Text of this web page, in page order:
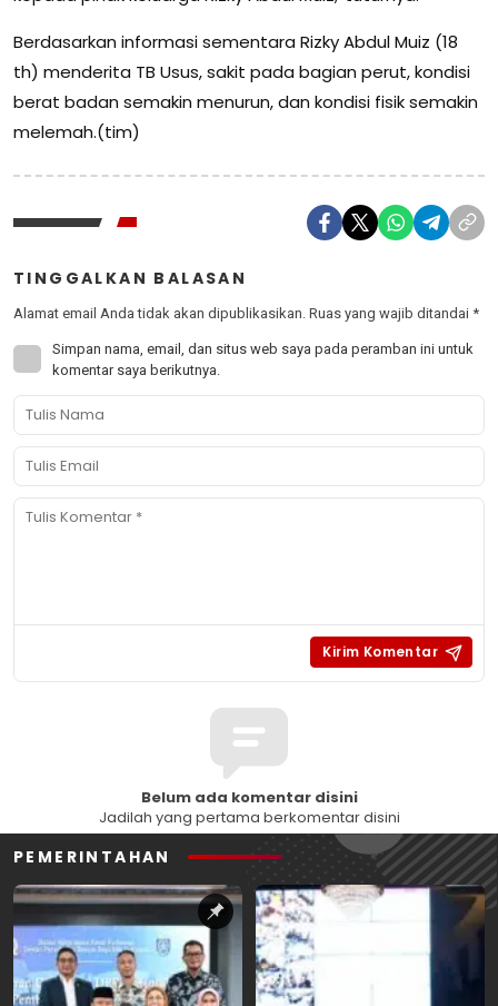
Berdasarkan informasi sementara Rizky Abdul Muiz (18
th) menderita TB Usus, sakit pada bagian perut, kondisi
berat badan semakin menurun, dan kondisi fisik semakin
melemah.(tim)
TINGGALKAN BALASAN
Alamat email Anda tidak akan dipublikasikan. Ruas yang wajib ditandai *
Simpan nama, email, dan situs web saya pada peramban ini untuk
komentar saya berikutnya.
Belum ada komentar disini
Jadilah yang pertama berkomentar disini
PEMERINTAHAN